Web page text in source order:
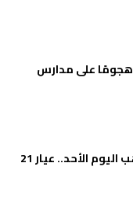
الأمم المتحدة: 67 هجومًا على مدارس
استقرار أسعار الذهب اليوم الأحد.. عيار 21